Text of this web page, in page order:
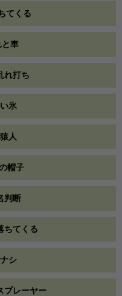
てくる
と車
れ打ち
氷
人
帽子
判断
ちてくる
シ
プレーヤー